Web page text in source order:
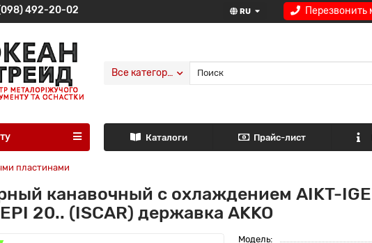
Перезвонить
RU
492-20-02
Все категории
Каталоги Прайс-лист
пластинами
канавочный с охлаждением AIKT-
20.. (ISCAR) державка AKKO
Модель: